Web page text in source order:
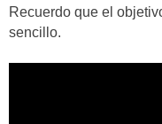
Recuerdo que el
sencillo.